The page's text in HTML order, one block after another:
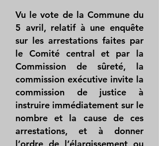
Vu le vote de la Commune du
5 avril, relatif à une enquête
sur les arrestations faites par
le Comité central et par la
Commission de sûreté, la
commission exécutive invite la
commission de justice à
instruire immédiatement sur le
nombre et la cause de ces
arrestations, et à donner